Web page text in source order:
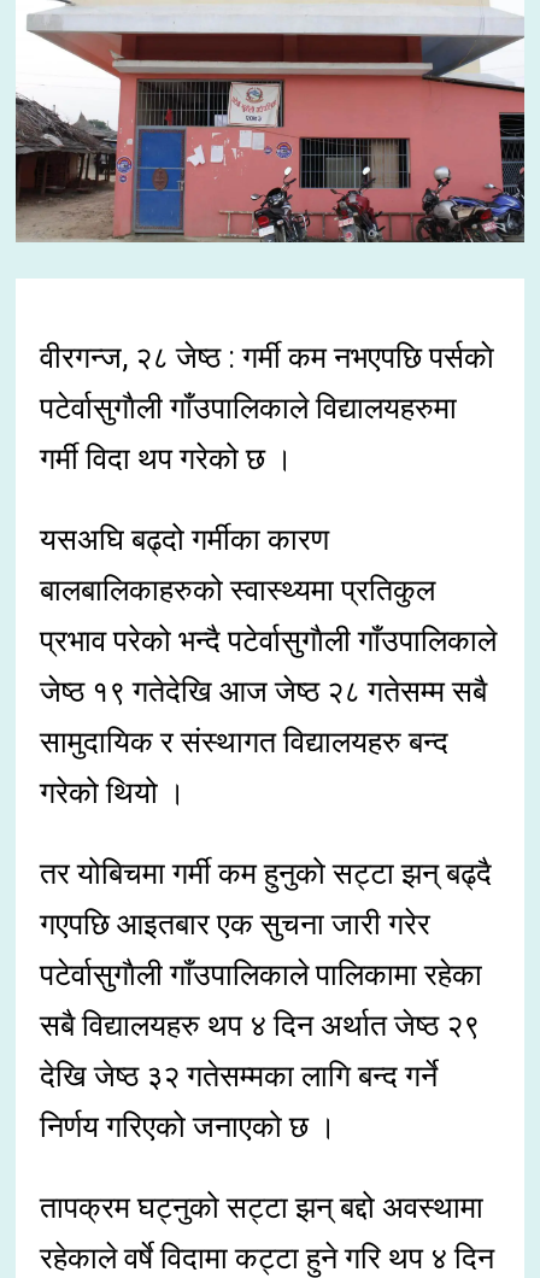
वीरगन्ज, २८ जेष्ठ : गर्मी कम नभएपछि पर्सकाे
पटेर्वासुगाैली गाँउपालिकाले विद्यालयहरुमा
गर्मी विदा थप गरेको छ ।
यसअघि बढ्दो गर्मीका कारण
बालबालिकाहरुको स्वास्थ्यमा प्रतिकुल
प्रभाव परेको भन्दै पटेर्वासुगाैली गाँउपालिकाले
जेष्ठ १९ गतेदेखि आज जेष्ठ २८ गतेसम्म सबै
सामुदायिक र संस्थागत विद्यालयहरु बन्द
गरेको थियो ।
तर योबिचमा गर्मी कम हुनुको सट्टा झन् बढ्दै
गएपछि आइतबार एक सुचना जारी गरेर
पटेर्वासुगाैली गाँउपालिकाले पालिकामा रहेका
सबै विद्यालयहरु थप ४ दिन अर्थात जेष्ठ २९
देखि जेष्ठ ३२ गतेसम्मका लागि बन्द गर्ने
निर्णय गरिएको जनाएको छ ।
तापक्रम घट्नुको सट्टा झन् बद्दो अवस्थामा
रहेकाले वर्षे विदामा कट्टा हुने गरि थप ४ दिन